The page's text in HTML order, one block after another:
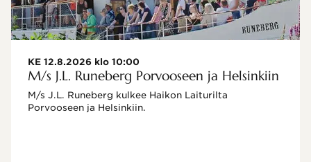
KE 12.8.2026 klo 10:00
M/s J.L. Runeberg Porvooseen ja Helsinkiin
M/s J.L. Runeberg kulkee Haikon Laiturilta
Porvooseen ja Helsinkiin.